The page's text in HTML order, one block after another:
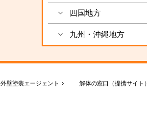
四国地方
九州・沖縄地方
外壁塗装エージェント 解体の窓口（提携サイト）